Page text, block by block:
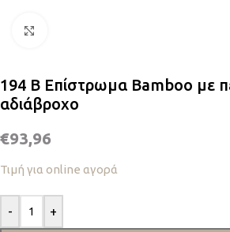
194 B Επίστρωμα Bamboo με
αδιάβροχο
€93,96
Τιμή για online αγορά
- +